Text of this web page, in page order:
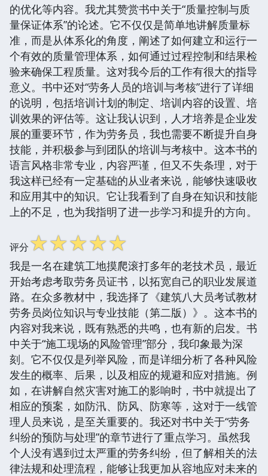
的优化等内容。我尤其赞赏书中关于“质量控制与质
量保证体系”的论述。它不仅仅是简单地讲解质量标
准，而是从体系化的角度，阐述了如何建立和运行一
个有效的质量管理体系，如何通过过程控制和结果检
验来确保工程质量。这对我今后的工作有很大的指导
意义。书中还对“劳务人员的培训与考核”进行了详细
的说明，包括培训计划的制定、培训内容的设置、培
训效果的评估等。这让我认识到，人才培养是企业发
展的重要环节，作为劳务员，我也需要不断提升自身
技能，并积极参与到团队的培训与考核中。这本书的
语言风格非常专业，内容严谨，但又不失条理，对于
我这样已经有一定基础的从业者来说，能够快速吸收
和应用其中的知识。它让我看到了自身在知识和技能
上的不足，也为我指明了进一步学习和提升的方向。
评分☆☆☆☆☆
我是一名在建筑工地摸爬滚打多年的老技术员，最近
开始考虑考取劳务员证书，以拓宽自己的职业发展道
路。在众多教材中，我选择了《建筑八大员考试教材
劳务员岗位知识与专业技能（第二版）》。这本书的
内容对我来说，既有熟悉的共鸣，也有新的启发。书
中关于“施工现场的风险管理”部分，我印象最为深
刻。它不仅仅是列举风险，而是详细分析了各种风险
发生的概率、后果，以及相应的规避和应对措施。例
如，在讲解自然灾害对施工的影响时，书中就提出了
相应的预案，如防汛、防风、防寒等，这对于一线管
理人员来说，是至关重要的。我还对书中关于“劳务
纠纷的预防与处理”的章节进行了重点学习。虽然我
个人没有遇到过太严重的劳务纠纷，但了解相关的法
律法规和处理流程，能够让我更加从容地应对未来的